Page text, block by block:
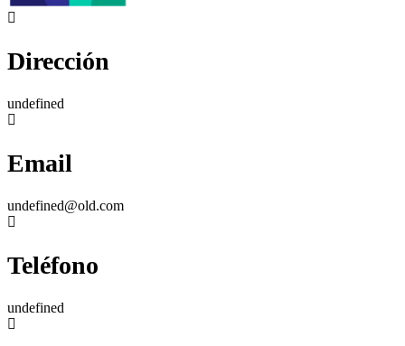
Dirección
undefined
Email
undefined@old.com
Teléfono
undefined